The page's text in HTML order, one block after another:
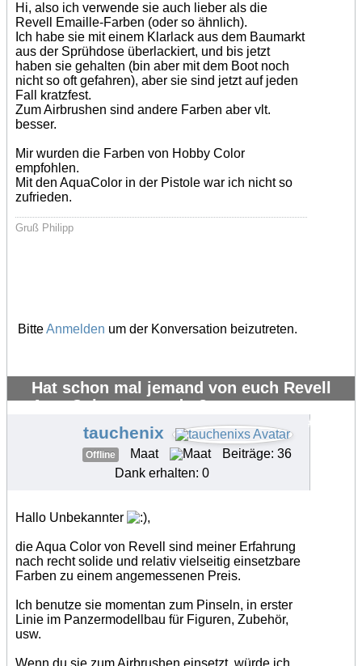
Hi, also ich verwende sie auch lieber als die
Revell Emaille-Farben (oder so ähnlich).
Ich habe sie mit einem Klarlack aus dem Baumarkt
aus der Sprühdose überlackiert, und bis jetzt
haben sie gehalten (bin aber mit dem Boot noch
nicht so oft gefahren), aber sie sind jetzt auf jeden
Fall kratzfest.
Zum Airbrushen sind andere Farben aber vlt.
besser.
Mir wurden die Farben von Hobby Color
empfohlen.
Mit den AquaColor in der Pistole war ich nicht so
zufrieden.
Gruß Philipp
BitteAnmelden um der Konversation beizutreten.
Hat schon mal jemand von euch Revell
AquaColor verwendet?
#20321
tauchenix
Offline Maat
Beiträge: 36
Dank erhalten: 0
Hallo Unbekannter ,
die Aqua Color von Revell sind meiner Erfahrung
nach recht solide und relativ vielseitig einsetzbare
Farben zu einem angemessenen Preis.
Ich benutze sie momentan zum Pinseln, in erster
Linie im Panzermodellbau für Figuren, Zubehör,
usw.